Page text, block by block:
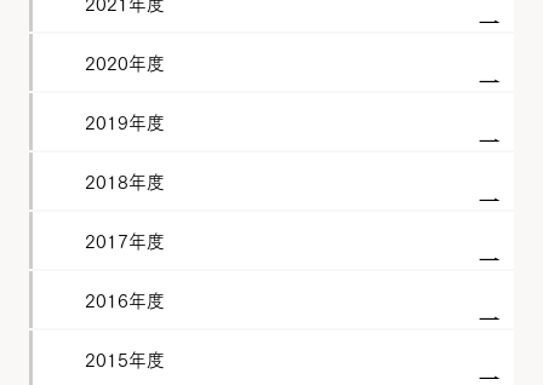
2020年度
2019年度
2018年度
2017年度
2016年度
2015年度